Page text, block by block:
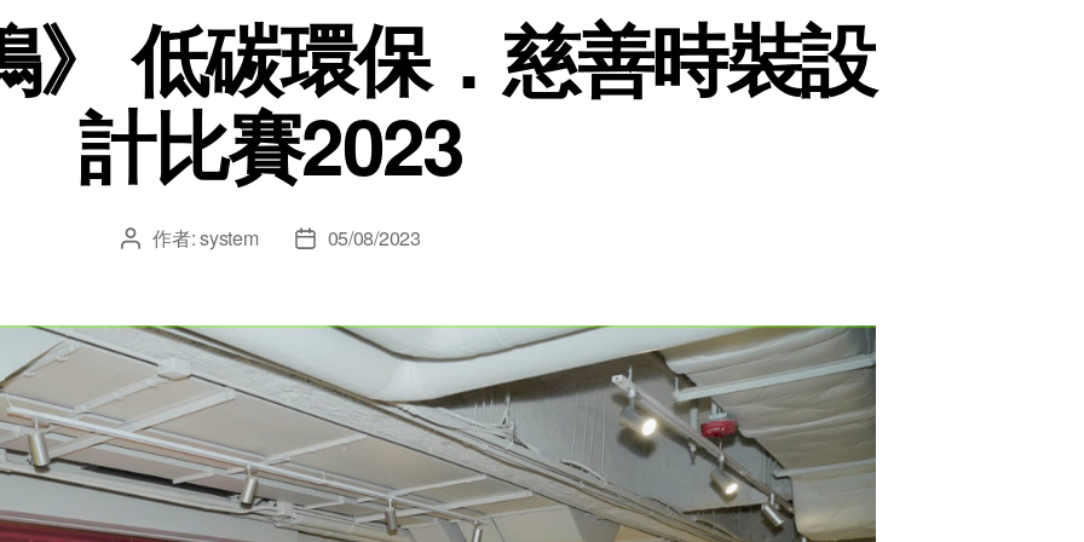
》 低碳環保．慈善時裝設
計比賽2023
作者:system 05/08/2023